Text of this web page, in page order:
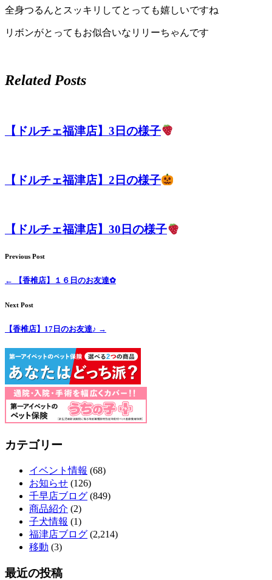
全身つるんとスッキリしてとっても嬉しいですね
リボンがとってもお似合いなリリーちゃんです
Related Posts
【ドルチェ福津店】3日の様子
【ドルチェ福津店】2日の様子
【ドルチェ福津店】30日の様子
Previous Post
← 【香椎店】１６日のお友達✿
Next Post
【香椎店】17日のお友達♪ →
カテゴリー
イベント情報 (68)
お知らせ (126)
千早店ブログ (849)
商品紹介 (2)
子犬情報 (1)
福津店ブログ (2,214)
移動 (3)
最近の投稿